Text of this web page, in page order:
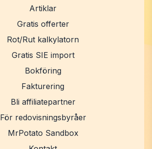
Artiklar
Gratis offerter
Rot/Rut kalkylatorn
Gratis SIE import
Bokföring
Fakturering
Bli affiliatepartner
För redovisningsbyråer
MrPotato Sandbox